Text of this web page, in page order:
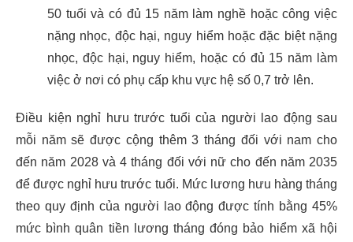
50 tuổi và có đủ 15 năm làm nghề hoặc công việc
nặng nhọc, độc hại, nguy hiểm hoặc đặc biệt nặng
nhọc, độc hại, nguy hiểm, hoặc có đủ 15 năm làm
việc ở nơi có phụ cấp khu vực hệ số 0,7 trở lên.
Điều kiện nghỉ hưu trước tuổi của người lao động sau
mỗi năm sẽ được cộng thêm 3 tháng đối với nam cho
đến năm 2028 và 4 tháng đối với nữ cho đến năm 2035
để được nghỉ hưu trước tuổi. Mức lương hưu hàng tháng
theo quy định của người lao động được tính bằng 45%
mức bình quân tiền lương tháng đóng bảo hiểm xã hội